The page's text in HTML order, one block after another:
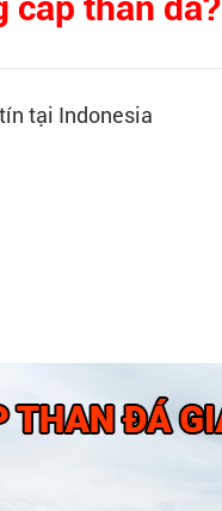
tại Indonesia